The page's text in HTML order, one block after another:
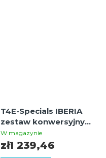
T4E-Specials IBERIA
zestaw konwersyjny
STTi-SMG do HDR68
"TAN"
W magazynie
zł1 239,46